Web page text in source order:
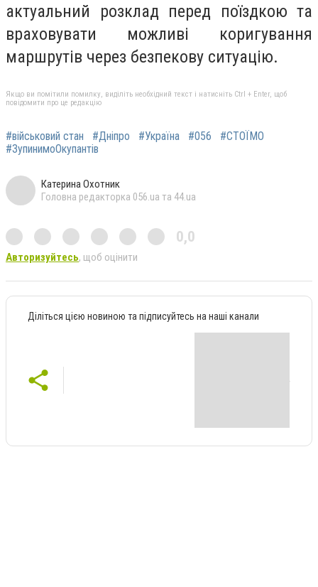
актуальний розклад перед поїздкою та
враховувати можливі коригування
маршрутів через безпекову ситуацію.
Якщо ви помітили помилку, виділіть необхідний текст і натисніть Ctrl + Enter, щоб
повідомити про це редакцію
#військовий стан #Дніпро #Україна #056
#СТОЇМО
#ЗупинимоОкупантів
Катерина Охотник
Головна редакторка 056.ua та 44.ua
0,0
Авторизуйтесь, щоб оцінити
Діліться цією новиною та підписуйтесь на наші канали